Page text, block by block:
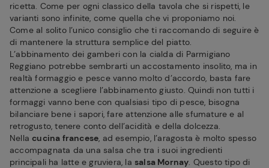
ricetta. Come per ogni classico della tavola che si rispetti, le
varianti sono infinite, come quella che vi proponiamo noi.
Come al solito l’unico consiglio che ti raccomando di seguire è
di mantenere la struttura semplice del piatto.
L’abbinamento dei gamberi con la cialda di Parmigiano
Reggiano potrebbe sembrarti un accostamento insolito, ma in
realtà formaggio e pesce vanno molto d’accordo, basta fare
attenzione a scegliere l’abbinamento giusto. Quindi non tutti i
formaggi vanno bene con qualsiasi tipo di pesce, bisogna
bilanciare bene i sapori, fare attenzione alle sfumature e al
retrogusto, tenere conto dell’acidità e della dolcezza.
Nellacucina francese, ad esempio, l’aragosta è molto spesso
accompagnata da una salsa che tra i suoi ingredienti
principali ha latte e gruviera, la salsa Mornay. Questo tipo di